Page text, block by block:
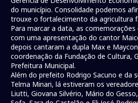
do município. Consolidade podemos
trouxe o fortalecimento da agricultura
Para marcar a data, as comemorações
com uma apresentação do cantor
depois cantaram a dupla Max e
coordenação da Fundação de Cultura,
Prefeitura Municipal.
Além do prefeito Rodrigo Sacuno e da
Telma Minari, lá estiveram os
Liutti, Giovana Silvério, Mário do